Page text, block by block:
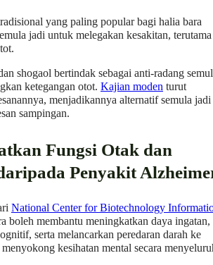
yang paling popular bagi halia bara
jadi untuk melegakan kesakitan, terutama
shogaol bertindak sebagai anti-radang
ketegangan otot. Kajian moden turut
menjadikannya alternatif semula jadi
sampingan.
Fungsi Otak dan
Penyakit
National Center for Biotechnology
boleh membantu meningkatkan daya ingatan,
serta melancarkan peredaran darah ke
kesihatan mental secara